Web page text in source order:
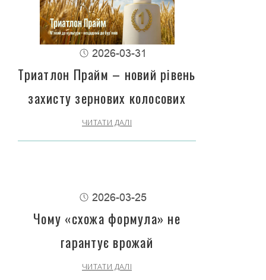
2026-03-31
Триатлон Прайм – новий рівень
захисту зернових колосових
ЧИТАТИ ДАЛІ
2026-03-25
Чому «схожа формула» не
гарантує врожай
ЧИТАТИ ДАЛІ